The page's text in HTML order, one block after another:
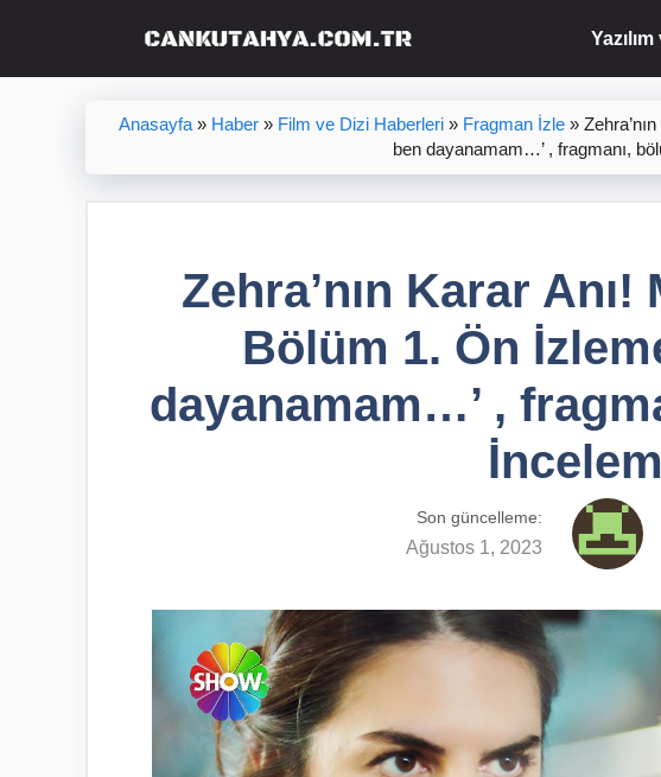
Anasayfa » Haber » Film ve Dizi Haberleri » Fragman İzle »
ben dayanamam…’ , fragmanı,
Zehra’nın Karar
Bölüm 1. Ön
dayanamam…’ ,
Son güncelleme:
Ağustos 1, 2023